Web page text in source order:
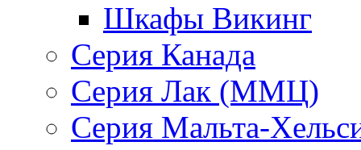
Шкафы Викинг
Серия Канада
Серия Лак (ММЦ)
Серия Мальта-